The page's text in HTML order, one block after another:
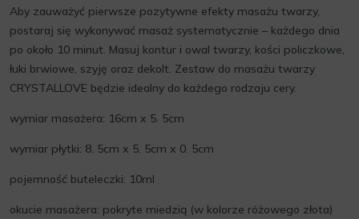
Aby zauważyć pierwsze pozytywne efekty masażu twarzy,
postaraj się wykonywać masaż systematycznie – każdego dnia
po około 10 minut. Masuj kontur i owal twarzy, kości policzkowe,
łuki brwiowe, szyję oraz dekolt. Zestaw do masażu twarzy
CRYSTALLOVE będzie idealny do każdego rodzaju cery.
wymiar masażera: 16cm x 5. 5cm
wymiar płytki: 8. 5cm x 5. 5cm x 0. 5cm
pojemność buteleczki: 10ml
okucie masażera: pokryte miedzią (w kolorze różowego złota)